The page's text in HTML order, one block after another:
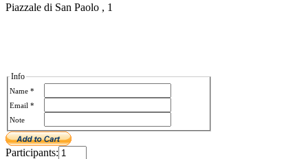
Piazzale di San Paolo , 1
Info
Name *
Email *
Note
Participants: